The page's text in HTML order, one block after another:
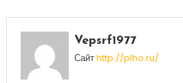
Vepsrf1977
Сайтhttp://plho.ru/